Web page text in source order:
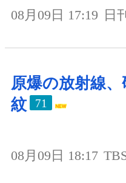
08月09日 17:19 日
原爆の放射線
紋
71
08月09日 18:17